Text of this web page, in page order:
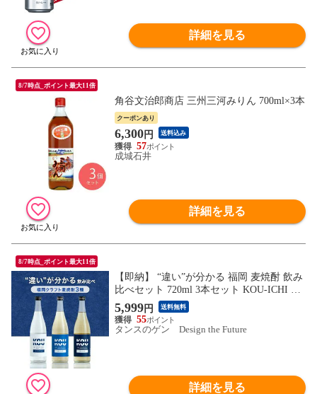
詳細を見る
8/7時点_ポイント最大11倍
角谷文治郎商店 三州三河みりん 700ml×3本
クーポンあり
6,300円 送料込み
57
成城石井
詳細を見る
8/7時点_ポイント最大11倍
【即納】 “違い”が分かる 福岡 麦焼酎 飲み
比べセット 720ml 3本セット KOU-ICHI 麦
焼酎 クラフト焼酎 地酒 お酒 飲み比べ セ
ット 焼酎飲み比べ 詰め合わせ ボトル お祝
い 誕生日 父の日 母の日 プレゼント ギフ
5,999円 送料無料
55
タンスのゲン Design the Future
詳細を見る